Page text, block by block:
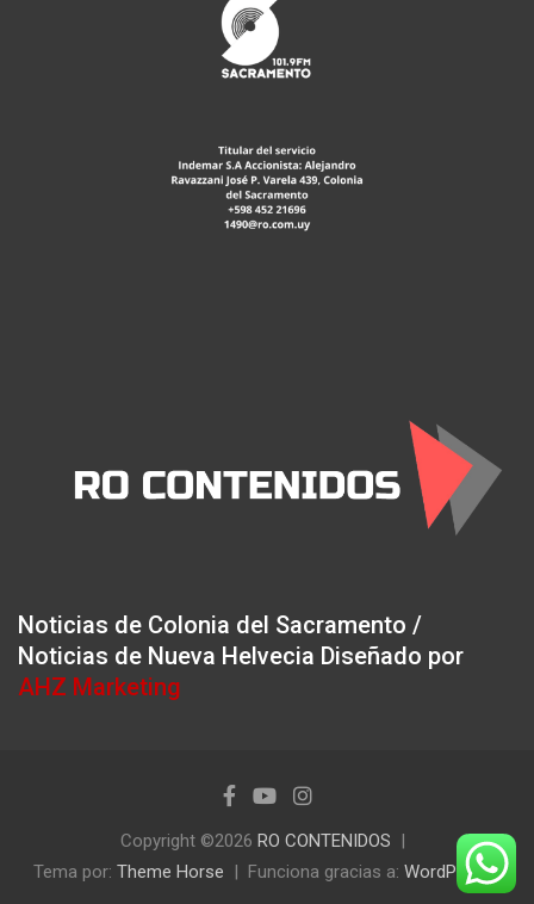
Noticias de Colonia del Sacramento /
Noticias de Nueva Helvecia Diseñado por
AHZ Marketing
Copyright ©2026 RO CONTENIDOS
Tema por: Theme Horse Funciona gracias a: WordPress